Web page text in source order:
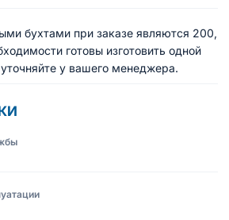
бухтами при заказе являются 200,
готовы изготовить одной
у вашего менеджера.